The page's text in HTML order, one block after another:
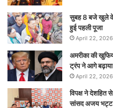
सुबह 8 बजे खुले
हुई पहली पूजा
April 22, 2026
अमरीका की
ट्रंप ने आगे बढ़ाया
April 22, 2026
विपक्ष ने देशहित
सांसद अजय भट्ट